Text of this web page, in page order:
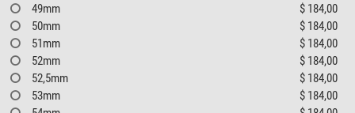
49mm
$ 184,00
50mm
$ 184,00
51mm
$ 184,00
52mm
$ 184,00
52,5mm
$ 184,00
53mm
$ 184,00